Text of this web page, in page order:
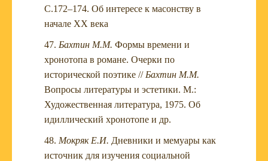
С.172–174. Об интересе к масонству в
начале XX века
Бахтин М.М. Формы времени и
хронотопа в романе. Очерки по
исторической поэтике // Бахтин М.М.
Вопросы литературы и эстетики. М.:
Художественная литература, 1975. Об
идиллический хронотопе и др.
Мокряк Е.И. Дневники и мемуары как
источник для изучения социальной